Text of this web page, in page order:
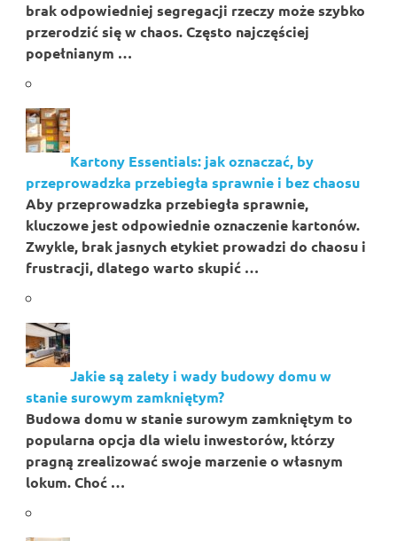
brak odpowiedniej segregacji rzeczy może szybko
przerodzić się w chaos. Często najczęściej
popełnianym …
Kartony Essentials: jak oznaczać, by
przeprowadzka przebiegła sprawnie i bez chaosu
Aby przeprowadzka przebiegła sprawnie,
kluczowe jest odpowiednie oznaczenie kartonów.
Zwykle, brak jasnych etykiet prowadzi do chaosu i
frustracji, dlatego warto skupić …
Jakie są zalety i wady budowy domu w
stanie surowym zamkniętym?
Budowa domu w stanie surowym zamkniętym to
popularna opcja dla wielu inwestorów, którzy
pragną zrealizować swoje marzenie o własnym
lokum. Choć …